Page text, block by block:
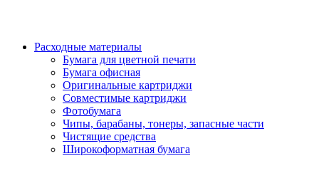
Расходные материалы
Бумага для цветной печати
Бумага офисная
Оригинальные картриджи
Совместимые картриджи
Фотобумага
Чипы, барабаны, тонеры, запасные части
Чистящие средства
Широкоформатная бумага